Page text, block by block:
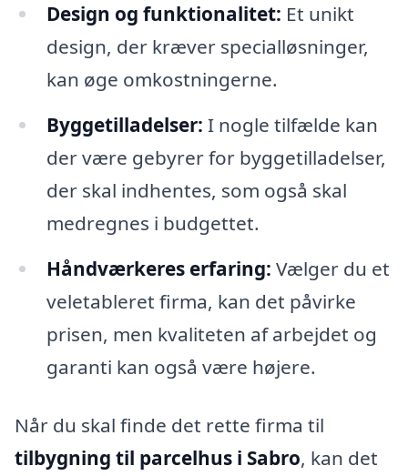
Design og funktionalitet: Et unikt
design, der kræver specialløsninger,
kan øge omkostningerne.
Byggetilladelser: I nogle tilfælde kan
der være gebyrer for byggetilladelser,
der skal indhentes, som også skal
medregnes i budgettet.
Håndværkeres erfaring: Vælger du et
veletableret firma, kan det påvirke
prisen, men kvaliteten af arbejdet og
garanti kan også være højere.
Når du skal finde det rette firma til
tilbygning til parcelhus i Sabro, kan det